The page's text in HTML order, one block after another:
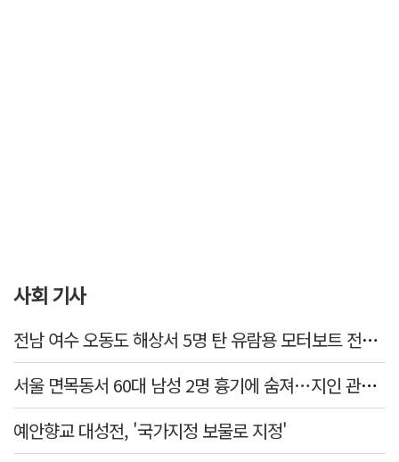
사회 기사
전남 여수 오동도 해상서 5명 탄 유람용 모터보트 전복…2명 숨져
서울 면목동서 60대 남성 2명 흉기에 숨져…지인 관계로 추정
예안향교 대성전, '국가지정 보물로 지정'